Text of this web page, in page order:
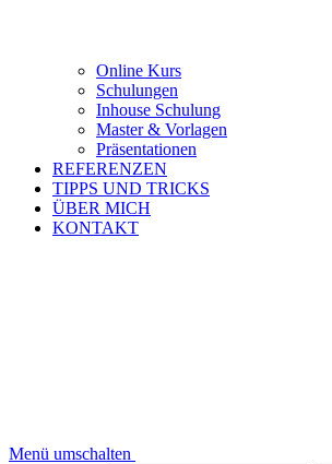
Online Kurs
Schulungen
Inhouse Schulung
Master & Vorlagen
Präsentationen
REFERENZEN
TIPPS UND TRICKS
ÜBER MICH
KONTAKT
Menü umschalten